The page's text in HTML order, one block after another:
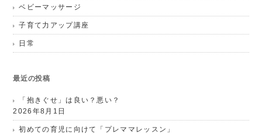
ベビーマッサージ
子育て力アップ講座
日常
最近の投稿
「抱きぐせ」は良い？悪い？
2026年8月1日
初めての育児に向けて「プレママレッスン」